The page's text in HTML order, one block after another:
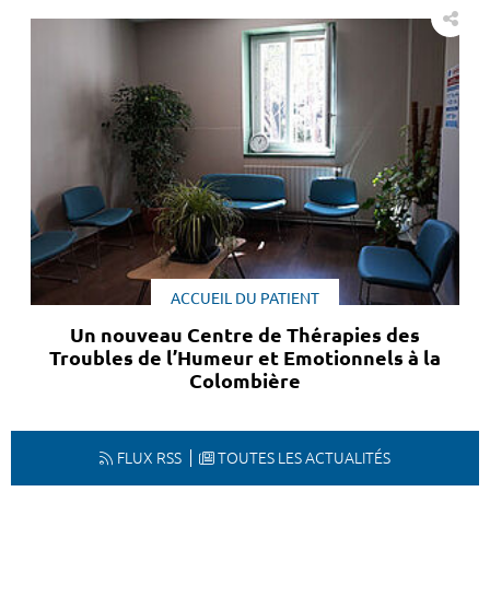
ACCUEIL DU PATIENT
Un nouveau Centre de Thérapies des
Troubles de l’Humeur et Emotionnels à la
Colombière
FLUX RSS TOUTES LES ACTUALITÉS